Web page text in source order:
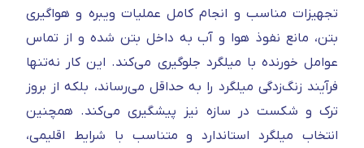
تجهیزات مناسب و انجام کامل عملیات ویبره و هواگیری
بتن، مانع نفوذ هوا و آب به داخل بتن شده و از تماس
عوامل خورنده با میلگرد جلوگیری می‌کند. این کار نه‌تنها
فرآیند زنگ‌زدگی میلگرد را به حداقل می‌رساند، بلکه از بروز
ترک و شکست در سازه نیز پیشگیری می‌کند. همچنین
انتخاب میلگرد استاندارد و متناسب با شرایط اقلیمی،